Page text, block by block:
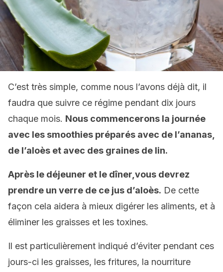
C’est très simple, comme nous l’avons déjà dit, il
faudra que suivre ce régime pendant dix jours
chaque mois. Nous commencerons la journée
avec les smoothies préparés avec de l’ananas,
de l’aloès et avec des graines de lin.
Après le déjeuner et le dîner,vous devrez
prendre un verre de ce jus d’aloès. De cette
façon cela aidera à mieux digérer les aliments, et à
éliminer les graisses et les toxines.
Il est particulièrement indiqué d’éviter pendant ces
jours-ci les graisses, les fritures, la nourriture